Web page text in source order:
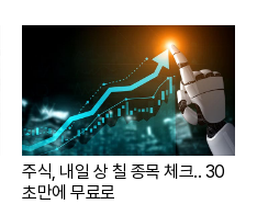
주식, 내일 상 칠 종목 체크.. 30
초만에 무료로